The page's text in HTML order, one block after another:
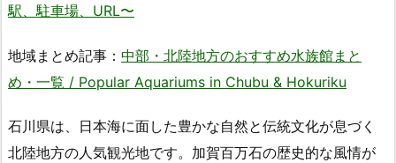
駅、駐車場、URL〜
地域まとめ記事： 中部・北陸地方のおすすめ水族館まと
め・一覧 / Popular Aquariums in Chubu & Hokuriku
石川県は、日本海に面した豊かな自然と伝統文化が息づく
北陸地方の人気観光地です。加賀百万石の歴史的な風情が